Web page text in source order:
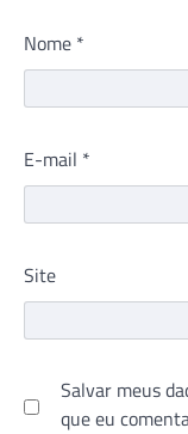
Nome *
E-mail *
Site
Salvar meus
que eu